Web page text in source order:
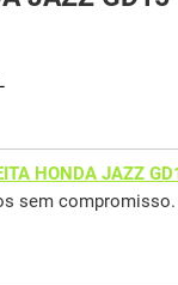
HONDA JAZZ
sem compromisso.